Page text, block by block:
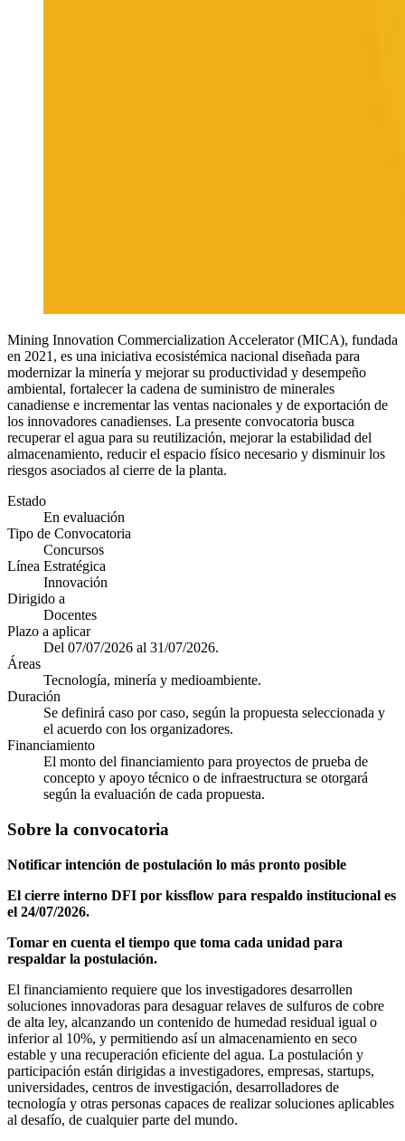
Mining Innovation Commercialization Accelerator (MICA), fundada
en 2021, es una iniciativa ecosistémica nacional diseñada para
modernizar la minería y mejorar su productividad y desempeño
ambiental, fortalecer la cadena de suministro de minerales
canadiense e incrementar las ventas nacionales y de exportación de
los innovadores canadienses. La presente convocatoria busca
recuperar el agua para su reutilización, mejorar la estabilidad del
almacenamiento, reducir el espacio físico necesario y disminuir los
riesgos asociados al cierre de la planta.
Estado
En evaluación
Tipo de Convocatoria
Concursos
Línea Estratégica
Innovación
Dirigido a
Docentes
Plazo a aplicar
Del 07/07/2026 al 31/07/2026.
Áreas
Tecnología, minería y medioambiente.
Duración
Se definirá caso por caso, según la propuesta seleccionada y
el acuerdo con los organizadores.
Financiamiento
El monto del financiamiento para proyectos de prueba de
concepto y apoyo técnico o de infraestructura se otorgará
según la evaluación de cada propuesta.
Sobre la convocatoria
Notificar intención de postulación lo más pronto posible
El cierre interno DFI por kissflow para respaldo institucional es
el 24/07/2026.
Tomar en cuenta el tiempo que toma cada unidad para
respaldar la postulación.
El financiamiento requiere que los investigadores desarrollen
soluciones innovadoras para desaguar relaves de sulfuros de cobre
de alta ley, alcanzando un contenido de humedad residual igual o
inferior al 10%, y permitiendo así un almacenamiento en seco
estable y una recuperación eficiente del agua. La postulación y
participación están dirigidas a investigadores, empresas, startups,
universidades, centros de investigación, desarrolladores de
tecnología y otras personas capaces de realizar soluciones aplicables
al desafío, de cualquier parte del mundo.